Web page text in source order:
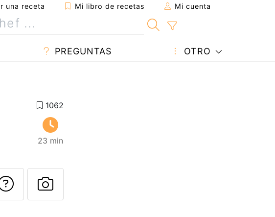
una receta Mi libro de recetas Mi cuenta
PREGUNTAS OTRO
23 min
receta a un amigo
esta página
Preguntar al autor
Publicar la foto de esta receta